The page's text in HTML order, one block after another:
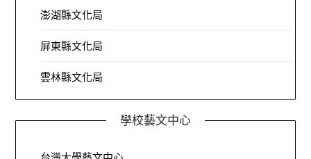
澎湖縣文化局
屏東縣文化局
雲林縣文化局
學校藝文中心